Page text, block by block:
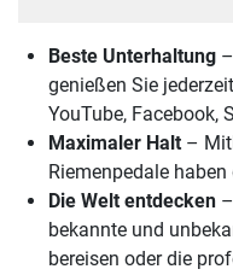
Beste Unterhaltung
genießen Sie
YouTube, Facebook,
Maximaler Halt –
Riemenpedale
Die Welt entdecken
bekannte und
bereisen oder die